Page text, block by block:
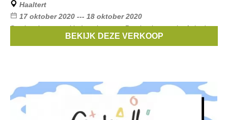
Haaltert
17 oktober 2020 --- 18 oktober 2020
Stockverkoop van kinderschoenen. Betalen kan cash of via de
BEKIJK DEZE VERKOOP